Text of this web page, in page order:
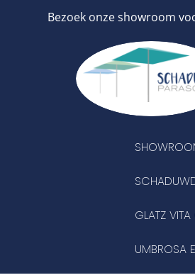
Bezoek onze showroom
GLATZ
UMBROSA